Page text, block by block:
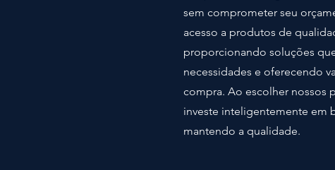
sem comprometer seu
acesso a produtos de
proporcionando soluções
necessidades e oferecendo
compra. Ao escolher nossos
investe inteligentemente em
mantendo a qualidade.